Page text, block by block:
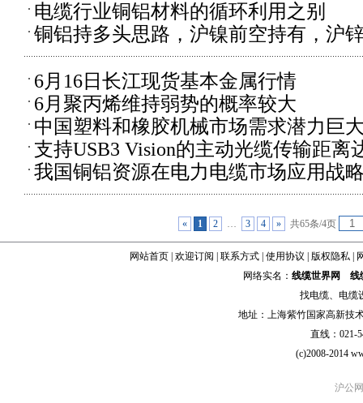
电缆行业铜铝材料的循环利用之别
铜铝持多头思路，沪镍前空持有，沪
6月16日长江现货基本金属行情
6月聚丙烯维持弱势的概率较大
中国塑料和橡胶机械市场需求潜力巨
支持USB3 Vision的主动光缆传输距离
我国铜铝资源在电力电缆市场应用战
« 1 2 … 3 4 » 共65条/4页
网站首页| 欢迎订阅 联系方式| 使用协议 版权隐私|
网络实名： 线缆世界网
线
找电缆、 电缆
地址：上海紫竹国家高新技
直线：021-
(c)2008-2014
沪公